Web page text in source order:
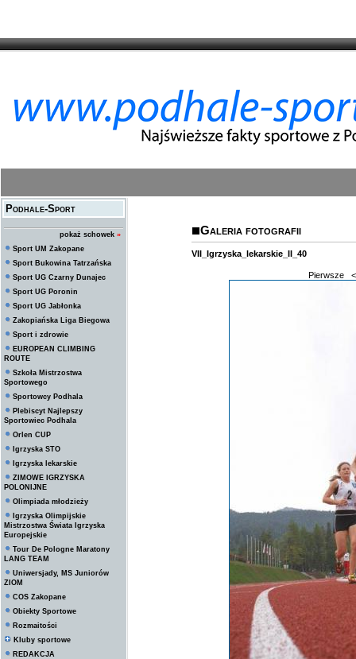
Podhale-Sport
pokaż schowek »
Sport UM Zakopane
Sport Bukowina Tatrzańska
Sport UG Czarny Dunajec
Sport UG Poronin
Sport UG Jabłonka
Zakopiańska Liga Biegowa
Sport i zdrowie
EUROPEAN CLIMBING
ROUTE
Szkoła Mistrzostwa
Sportowego
Sportowcy Podhala
Plebiscyt Najlepszy
Sportowiec Podhala
Orlen CUP
Igrzyska STO
Igrzyska lekarskie
ZIMOWE IGRZYSKA
POLONIJNE
Olimpiada młodzieży
Igrzyska Olimpijskie
Mistrzostwa Świata Igrzyska
Europejskie
Tour De Pologne Maratony
LANG TEAM
Uniwersjady, MS Juniorów
ZIOM
COS Zakopane
Obiekty Sportowe
Rozmaitości
Kluby sportowe
REDAKCJA
Galeria fotografii
VII_Igrzyska_lekarskie_II_40
Pierwsze